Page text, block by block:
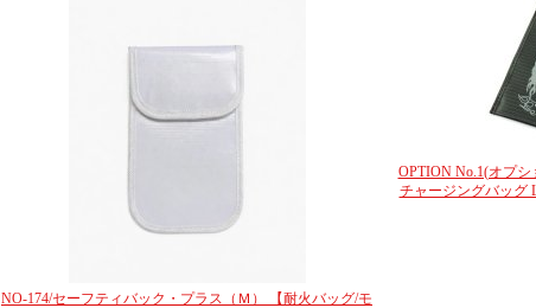
NO-174/セーフティバック・プラス（Ｍ） 【耐火バッグ/モ
OPTION No.1(オプシ
チャージングバッグ